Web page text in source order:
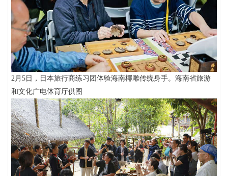
2月5日，日本旅行商练习团体验海南椰雕传统身手。海南省旅游
和文化广电体育厅供图